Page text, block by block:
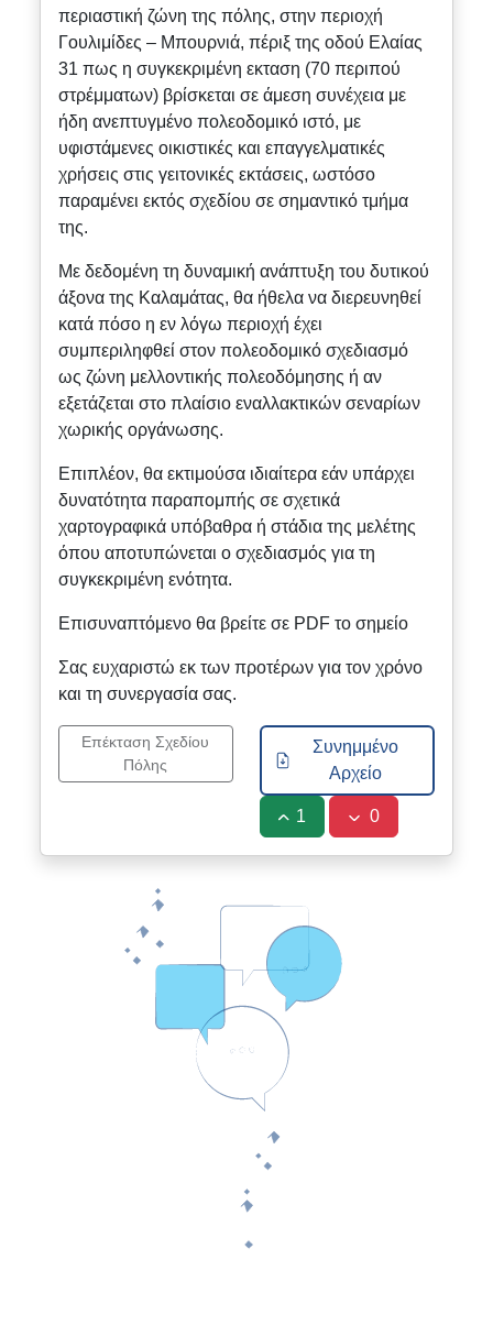
περιαστική ζώνη της πόλης, στην περιοχή
Γουλιμίδες – Μπουρνιά, πέριξ της οδού Ελαίας
31 πως η συγκεκριμένη εκταση (70 περιπού
στρέμματων) βρίσκεται σε άμεση συνέχεια με
ήδη ανεπτυγμένο πολεοδομικό ιστό, με
υφιστάμενες οικιστικές και επαγγελματικές
χρήσεις στις γειτονικές εκτάσεις, ωστόσο
παραμένει εκτός σχεδίου σε σημαντικό τμήμα
της.
Με δεδομένη τη δυναμική ανάπτυξη του δυτικού
άξονα της Καλαμάτας, θα ήθελα να διερευνηθεί
κατά πόσο η εν λόγω περιοχή έχει
συμπεριληφθεί στον πολεοδομικό σχεδιασμό
ως ζώνη μελλοντικής πολεοδόμησης ή αν
εξετάζεται στο πλαίσιο εναλλακτικών σεναρίων
χωρικής οργάνωσης.
Επιπλέον, θα εκτιμούσα ιδιαίτερα εάν υπάρχει
δυνατότητα παραπομπής σε σχετικά
χαρτογραφικά υπόβαθρα ή στάδια της μελέτης
όπου αποτυπώνεται ο σχεδιασμός για τη
συγκεκριμένη ενότητα.
Επισυναπτόμενο θα βρείτε σε PDF το σημείο
Σας ευχαριστώ εκ των προτέρων για τον χρόνο
και τη συνεργασία σας.
Επέκταση Σχεδίου
Πόλης
Συνημμένο
Αρχείο
1 0